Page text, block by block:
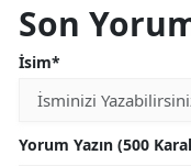
Son
İsim*
Yorum Yazın (500